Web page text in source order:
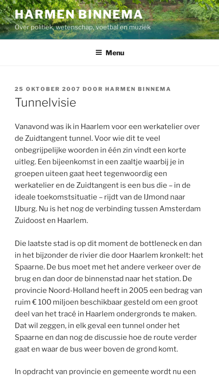
Ga
naar
de
inhoud
HARMEN BINNEMA
Over politiek, wetenschap, voetbal en muziek
Menu
GEPLAATST
OP
25 OKTOBER 2007 DOOR HARMEN BINNEMA
Tunnelvisie
Vanavond was ik in Haarlem voor een werkatelier over
de Zuidtangent tunnel. Voor wie dit te veel
onbegrijpelijke woorden in één zin vindt een korte
uitleg. Een bijeenkomst in een zaaltje waarbij je in
groepen uiteen gaat heet tegenwoordig een
werkatelier en de Zuidtangent is een bus die – in de
ideale toekomstsituatie – rijdt van de IJmond naar
IJburg. Nu is het nog de verbinding tussen Amsterdam
Zuidoost en Haarlem.
Die laatste stad is op dit moment de bottleneck en dan
in het bijzonder de rivier die door Haarlem kronkelt: het
Spaarne. De bus moet met het andere verkeer over de
brug en dan door de binnenstad naar het station. De
provincie Noord-Holland heeft in 2005 een bedrag van
ruim € 100 miljoen beschikbaar gesteld om een groot
deel van het tracé in Haarlem ondergronds te maken.
Dat wil zeggen, in elk geval een tunnel onder het
Spaarne en dan nog de discussie hoe de route verder
gaat en waar de bus weer boven de grond komt.
In opdracht van provincie en gemeente wordt nu een